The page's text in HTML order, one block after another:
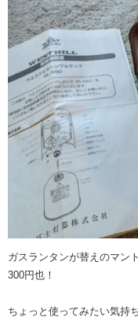
ガスランタンが替えのマン
300円也！
ちょっと使ってみたい気持